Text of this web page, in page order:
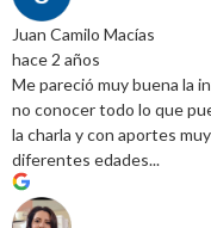
Juan Camilo Macías
hace 2 años
Me pareció muy buena la
no conocer todo lo que
la charla y con aportes
diferentes edades...